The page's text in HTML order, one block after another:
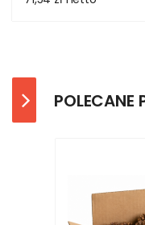
POLECANE